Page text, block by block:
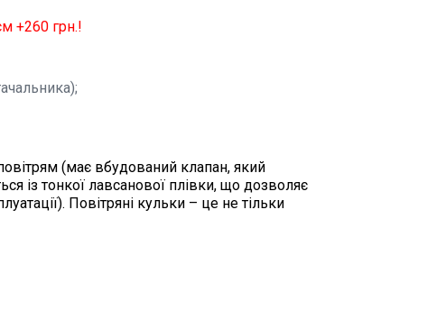
+260 грн.!
(має вбудований клапан, який
із тонкої лавсанової плівки, що дозволяє
Повітряні кульки – це не тільки